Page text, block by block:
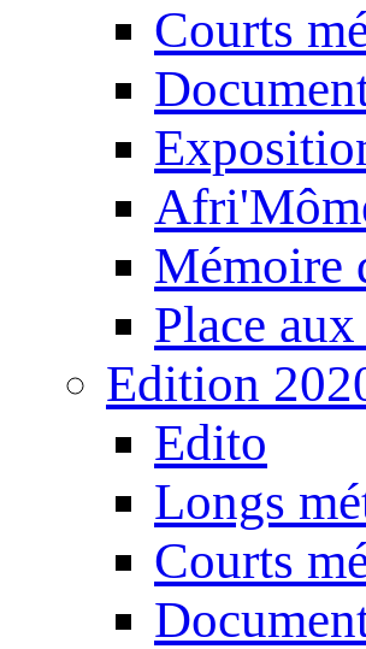
Courts
Mémoire
Place
Edition
Edito
Longs
Courts